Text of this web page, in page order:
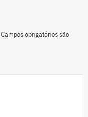
Campos obrigatórios são